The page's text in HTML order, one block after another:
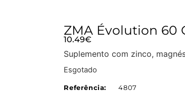
ZMA Évolution 60
10.49€
Suplemento com zinco,
Esgotado
Referência:
4807